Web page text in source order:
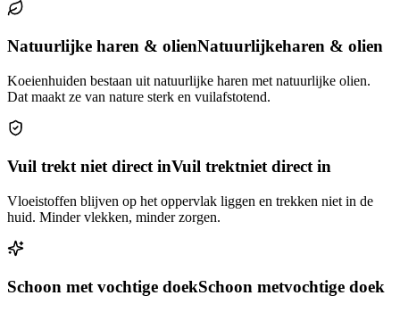
Natuurlijke haren & olienNatuurlijkeharen & olien
Koeienhuiden bestaan uit natuurlijke haren met natuurlijke olien.
Dat maakt ze van nature sterk en vuilafstotend.
Vuil trekt niet direct inVuil trektniet direct in
Vloeistoffen blijven op het oppervlak liggen en trekken niet in de
huid. Minder vlekken, minder zorgen.
Schoon met vochtige doekSchoon metvochtige doek